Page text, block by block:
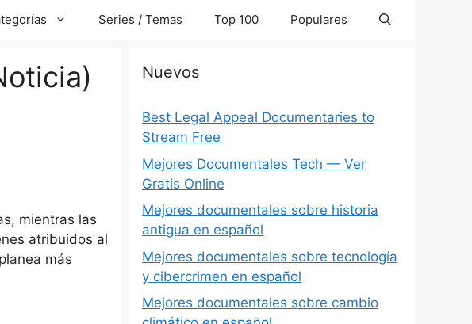
Series / Temas Top 100 Populares
mientras las
atribuidos al
más
Nuevos
Best Legal Appeal Documentaries to
Stream Free
Mejores Documentales Tech — Ver
Gratis Online
Mejores documentales sobre historia
antigua en español
Mejores documentales sobre tecnología
y cibercrimen en español
Mejores documentales sobre cambio